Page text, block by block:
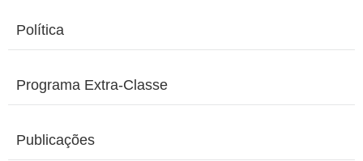
Política
Programa Extra-Classe
Publicações